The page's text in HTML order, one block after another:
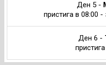
Ден 5 -
пристига в 08:00
Ден 6 -